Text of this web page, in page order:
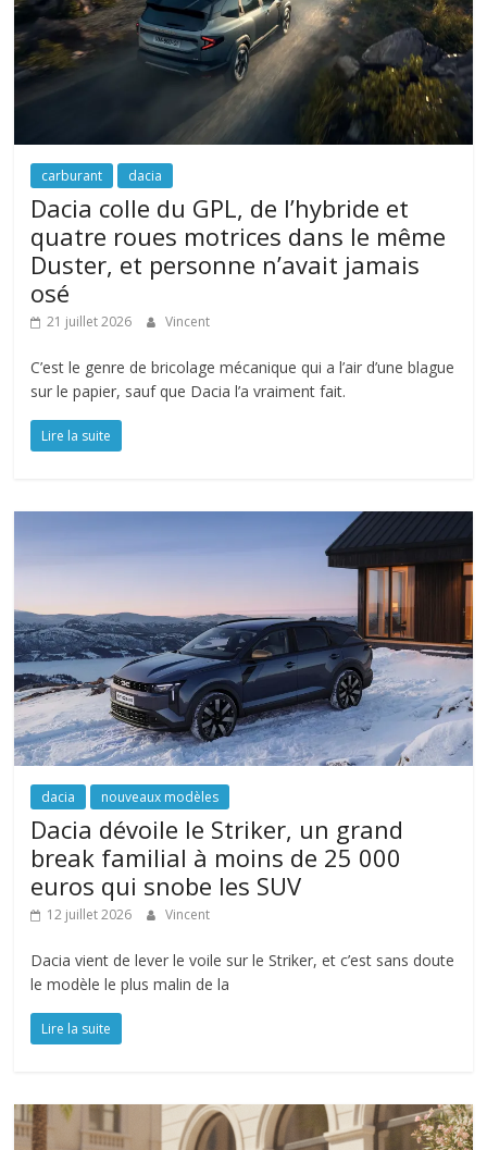
carburant dacia
Dacia colle du GPL, de l’hybride et
quatre roues motrices dans le même
Duster, et personne n’avait jamais
osé
21 juillet 2026 Vincent
C’est le genre de bricolage mécanique qui a l’air d’une blague
sur le papier, sauf que Dacia l’a vraiment fait.
Lire la suite
dacia nouveaux modèles
Dacia dévoile le Striker, un grand
break familial à moins de 25 000
euros qui snobe les SUV
12 juillet 2026 Vincent
Dacia vient de lever le voile sur le Striker, et c’est sans doute
le modèle le plus malin de la
Lire la suite